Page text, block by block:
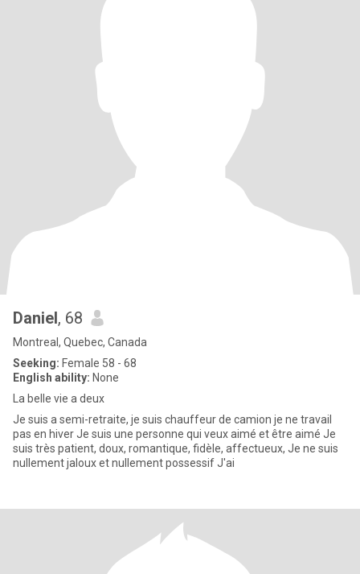
Daniel, 68
Montreal, Quebec, Canada
Seeking: Female 58 - 68
English ability: None
La belle vie a deux
Je suis a semi-retraite, je suis chauffeur de camion je ne travail
pas en hiver Je suis une personne qui veux aimé et être aimé Je
suis très patient, doux, romantique, fidèle, affectueux, Je ne suis
nullement jaloux et nullement possessif J'ai